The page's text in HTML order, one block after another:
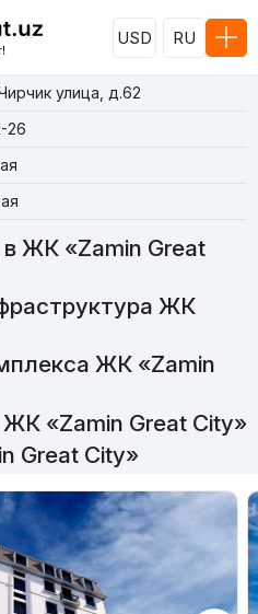
USD RU
улица, д.62
26
ЖК «Zamin Great
ЖК
ЖК «Zamin
«Zamin Great City»
Great City»